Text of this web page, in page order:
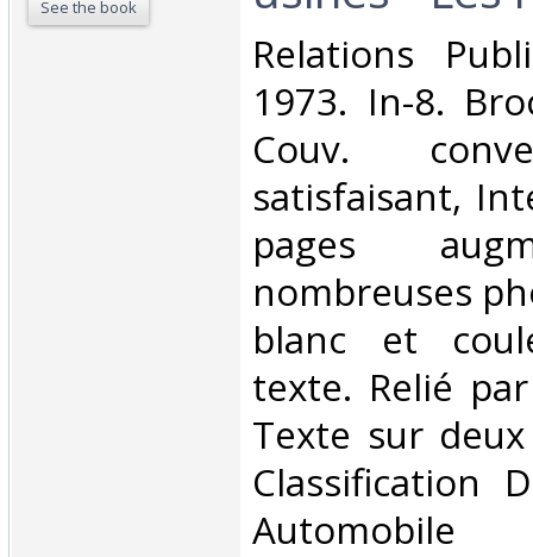
See the book
‎Relations
1973. In-8.
Couv.
satisfaisant,
pages
nombreuses
blanc et
texte. Relié
Texte sur
Classification
Automobile‎